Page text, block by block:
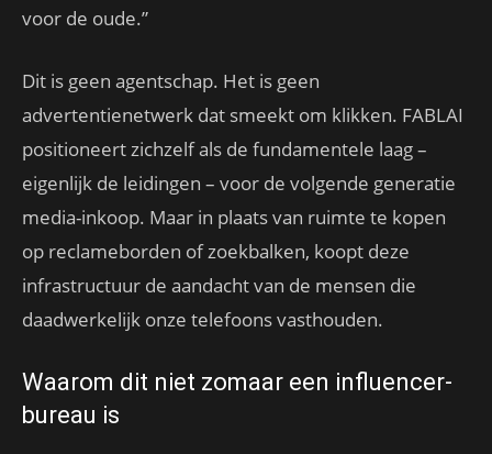
voor de oude.”
Dit is geen agentschap. Het is geen
advertentienetwerk dat smeekt om klikken. FABLAI
positioneert zichzelf als de fundamentele laag –
eigenlijk de leidingen – voor de volgende generatie
media-inkoop. Maar in plaats van ruimte te kopen
op reclameborden of zoekbalken, koopt deze
infrastructuur de aandacht van de mensen die
daadwerkelijk onze telefoons vasthouden.
Waarom dit niet zomaar een influencer-
bureau is